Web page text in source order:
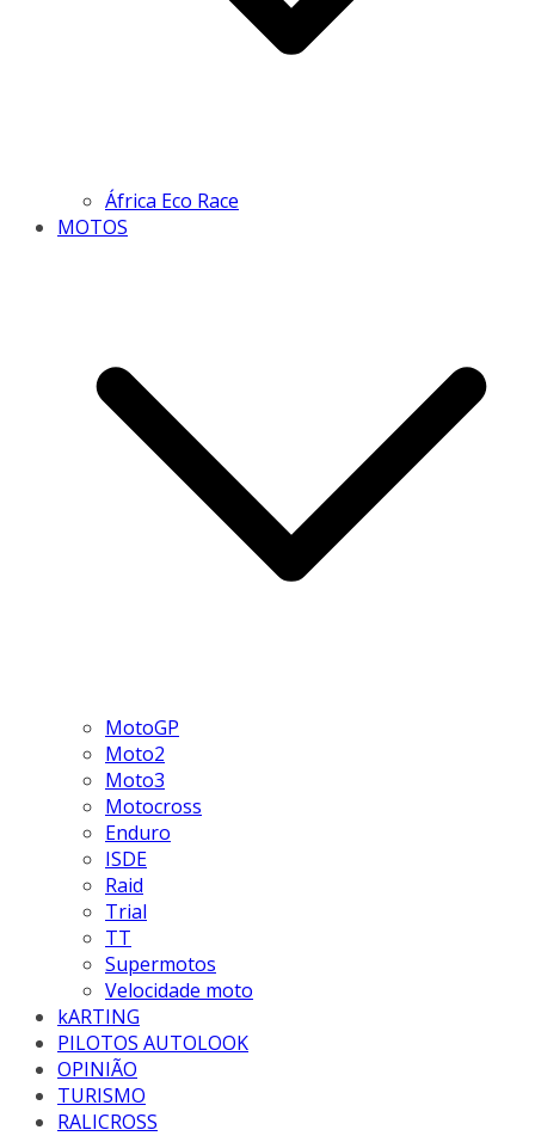
África Eco Race
MOTOS
MotoGP
Moto2
Moto3
Motocross
Enduro
ISDE
Raid
Trial
TT
Supermotos
Velocidade moto
kARTING
PILOTOS AUTOLOOK
OPINIÃO
TURISMO
RALICROSS